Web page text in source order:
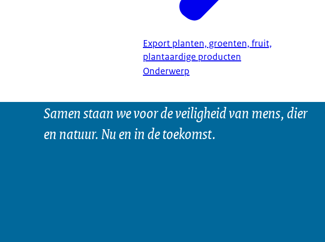
Export planten, groenten, fruit,
plantaardige producten
Onderwerp
Samen staan we voor de veiligheid van mens, dier
en natuur. Nu en in de toekomst.